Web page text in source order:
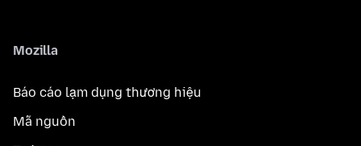
Mozilla
Báo cáo lạm dụng thương hiệu
Mã nguồn